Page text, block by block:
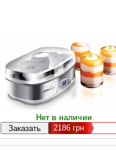
Нет в наличии
2186 грн